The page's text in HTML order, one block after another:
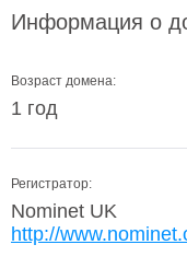
Информация о
Возраст домена:
1 год
Регистратор:
Nominet UK
http://